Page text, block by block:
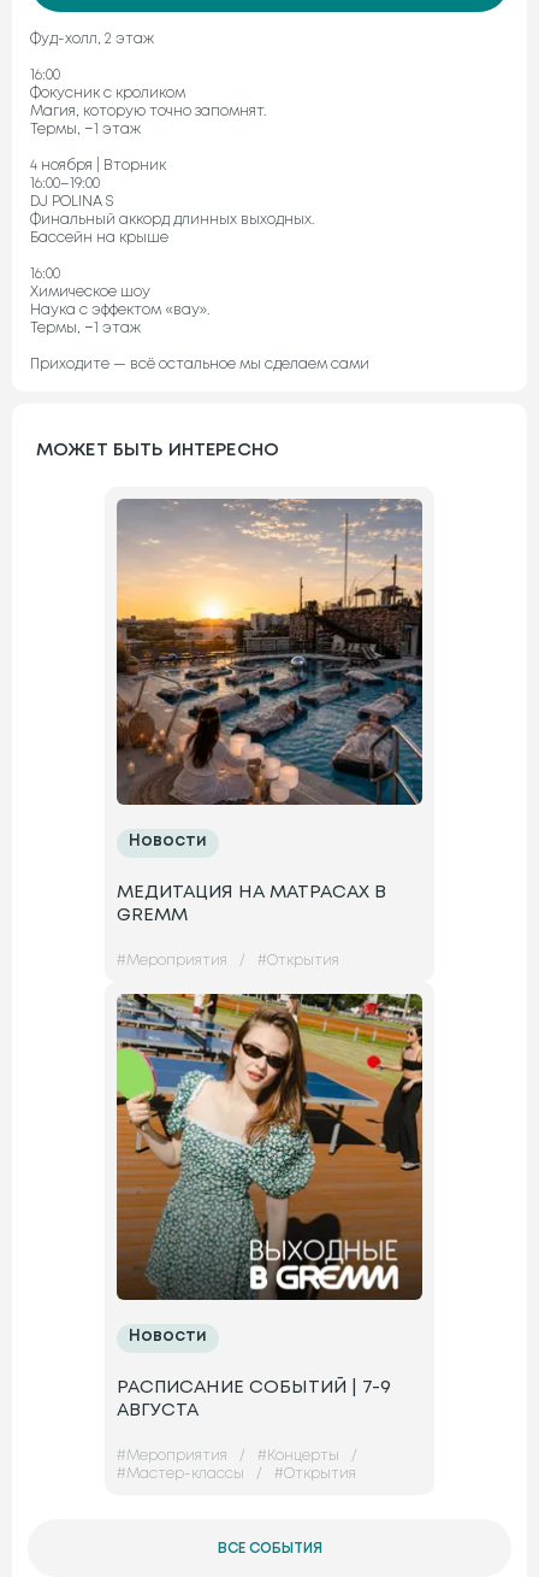
Фуд-холл, 2 этаж
16:00
Фокусник с кроликом
Магия, которую точно запомнят.
Термы, −1 этаж
4 ноября | Вторник
16:00–19:00
DJ POLINA S
Финальный аккорд длинных выходных.
Бассейн на крыше
16:00
Химическое шоу
Наука с эффектом «вау».
Термы, −1 этаж
Приходите — всё остальное мы сделаем сами
МОЖЕТ БЫТЬ ИНТЕРЕСНО
ВСЕ СОБЫТИЯ
Новости
МЕДИТАЦИЯ НА МАТРАСАХ В
GREMM
#Мероприятия / #Открытия
Новости
РАСПИСАНИЕ СОБЫТИЙ | 7-9
АВГУСТА
#Мероприятия / # Концерты
/
#Мастер-классы / #Открытия